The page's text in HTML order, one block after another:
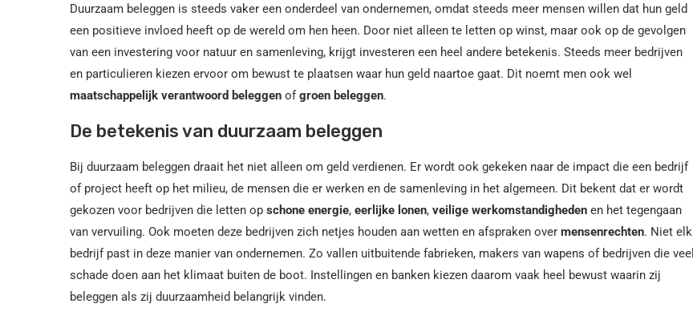
Duurzaam beleggen is steeds vaker een onderdeel van ondernemen, omdat steeds meer mensen willen dat hun geld
een positieve invloed heeft op de wereld om hen heen. Door niet alleen te letten op winst, maar ook op de gevolgen
van een investering voor natuur en samenleving, krijgt investeren een heel andere betekenis. Steeds meer bedrijven
en particulieren kiezen ervoor om bewust te plaatsen waar hun geld naartoe gaat. Dit noemt men ook wel
maatschappelijk verantwoord beleggen ofgroen beleggen.
De betekenis van duurzaam beleggen
Bij duurzaam beleggen draait het niet alleen om geld verdienen. Er wordt ook gekeken naar de impact die een bedrijf
of project heeft op het milieu, de mensen die er werken en de samenleving in het algemeen. Dit bekent dat er wordt
gekozen voor bedrijven die letten op schone energie, eerlijke lonen, veilige werkomstandigheden en het tegengaan
van vervuiling. Ook moeten deze bedrijven zich netjes houden aan wetten en afspraken over mensenrechten. Niet elk
bedrijf past in deze manier van ondernemen. Zo vallen uitbuitende fabrieken, makers van wapens of bedrijven die veel
schade doen aan het klimaat buiten de boot. Instellingen en banken kiezen daarom vaak heel bewust waarin zij
beleggen als zij duurzaamheid belangrijk vinden.